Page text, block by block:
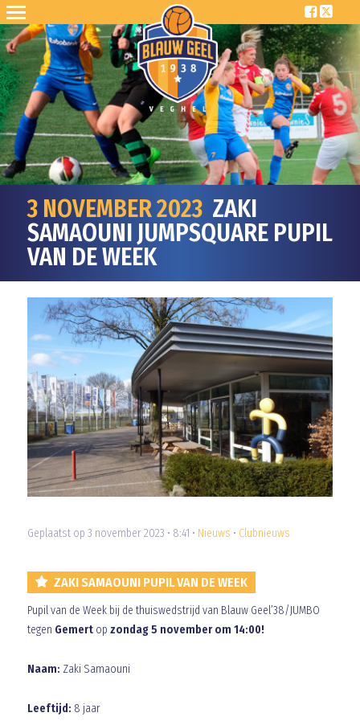
3 NOVEMBER 2023ZAKI
SAMAOUNI JUMPSQUARE PUPIL
VAN DE WEEK
Geplaatst op 3 november 2023 • 8:41 • Nieuws • Clubnieuws
ZAKI SAMAOUNI PUPIL VAN DE WEEK
Pupil van de Week bij de thuiswedstrijd van Blauw Geel’38/JUMBO
tegen Gemertop zondag 5 november om 14:00!
Naam: Zaki Samaouni
Leeftijd: 8 jaar